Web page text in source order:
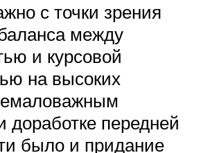
с точки зрения
между
и курсовой
на высоких
доработке передней
было и придание